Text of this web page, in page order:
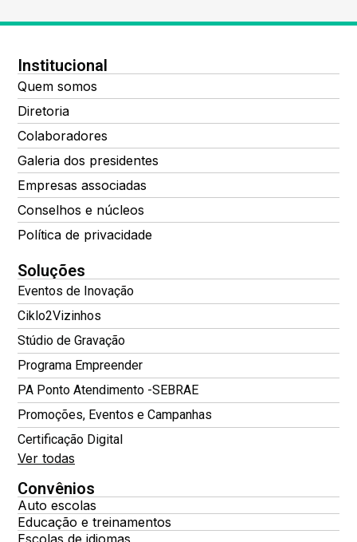
Institucional
Quem somos
Diretoria
Colaboradores
Galeria dos presidentes
Empresas associadas
Conselhos e núcleos
Política de privacidade
Soluções
Eventos de Inovação
Ciklo2Vizinhos
Stúdio de Gravação
Programa Empreender
PA Ponto Atendimento -SEBRAE
Promoções, Eventos e Campanhas
Certificação Digital
Ver todas
Convênios
Auto escolas
Educação e treinamentos
Escolas de idiomas